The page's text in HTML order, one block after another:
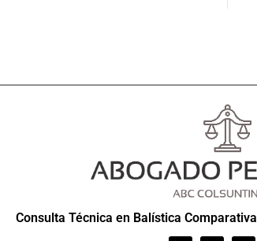
Consulta Técnica en Balística Comparativa